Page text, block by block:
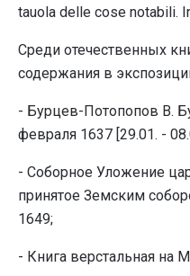
tauola delle cose notabili.
Среди отечественных
содержания в
- Бурцев-Потопопов В.
февраля 1637 [29.01. -
- Соборное Уложение
принятое Земским
1649;
- Книга верстальная на